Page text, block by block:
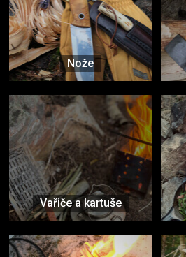
Nože
Vařiče a kartuše